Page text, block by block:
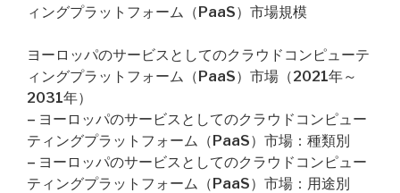
ィングプラットフォーム（PaaS）市場規模
ヨーロッパのサービスとしてのクラウドコンピューテ
ィングプラットフォーム（PaaS）市場（2021年～
2031年）
– ヨーロッパのサービスとしてのクラウドコンピュー
ティングプラットフォーム（PaaS）市場：種類別
– ヨーロッパのサービスとしてのクラウドコンピュー
ティングプラットフォーム（PaaS）市場：用途別